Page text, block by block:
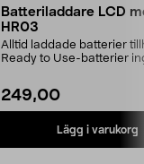
Batteriladdare LCD
HR03
Alltid laddade batterier
Ready to Use-batterier
249,00
Lägg i varukorg